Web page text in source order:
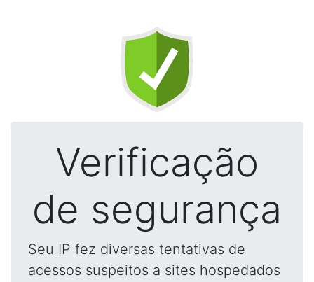
Verificação
de segurança
Seu IP fez diversas tentativas de
acessos suspeitos a sites hospedados